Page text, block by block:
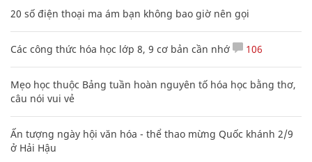
20 số điện thoại ma ám bạn không bao giờ nên gọi
Các công thức hóa học lớp 8, 9 cơ bản cần nhớ 106
Mẹo học thuộc Bảng tuần hoàn nguyên tố hóa học bằng thơ,
câu nói vui vẻ
Ấn tượng ngày hội văn hóa - thể thao mừng Quốc khánh 2/9
ở Hải Hậu